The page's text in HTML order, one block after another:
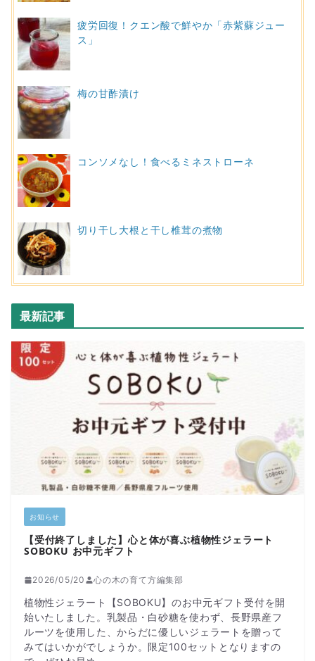
疲労回復！クエン酸で鮮やか「赤紫蘇ジュー
ス」
梅の甘酢漬け
コンソメなし！食べるミネストローネ
切り干し大根と干し椎茸の煮物
最新記事
お知らせ
【受付終了しました】心と体が喜ぶ植物性ジェラート
SOBOKU お中元ギフト
2026/05/20 心の木の育て方編集部
植物性ジェラート【SOBOKU】のお中元ギフト受付を開
始いたしました。乳製品・白砂糖を使わず、長野県産フ
ルーツを使用した、からだに優しいジェラートを贈って
みてはいかがでしょうか。限定100セットとなりますの